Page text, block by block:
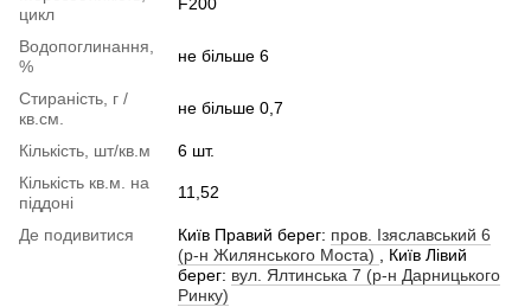
цикл
Водопоглинання,
%
не більше 6
Стираність, г /
кв.см.
не більше 0,7
Кількість, шт/кв.м
6 шт.
Кількість кв.м. на
піддоні
11,52
Де подивитися Київ Правий берег: пров. Ізяславський 6
(р-н Жилянського Моста)
, Київ Лівий
берег: вул. Ялтинська 7 (р-н Дарницького
Ринку)